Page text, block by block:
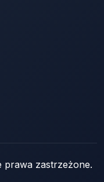
prawa zastrzeżone.